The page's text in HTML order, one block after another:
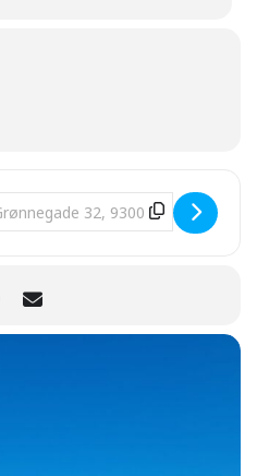
Sæby påskelørdag [WbrakBVv0]
Address - Sæby